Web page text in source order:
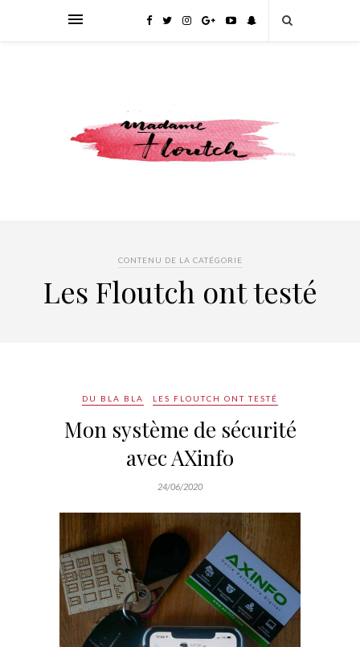
CONTENU DE LA CATÉGORIE
Les Floutch ont testé
DU BLA BLA LES FLOUTCH ONT TESTÉ
Mon système de sécurité
avec AXinfo
24/06/2020